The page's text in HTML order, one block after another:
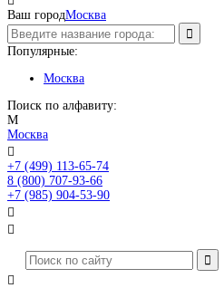
Ваш городМосква
Популярные:
Москва
Поиск по алфавиту:
М
Москва

+7 (499) 113-65-74
8 (800) 707-93-66
+7 (985) 904-53-90


